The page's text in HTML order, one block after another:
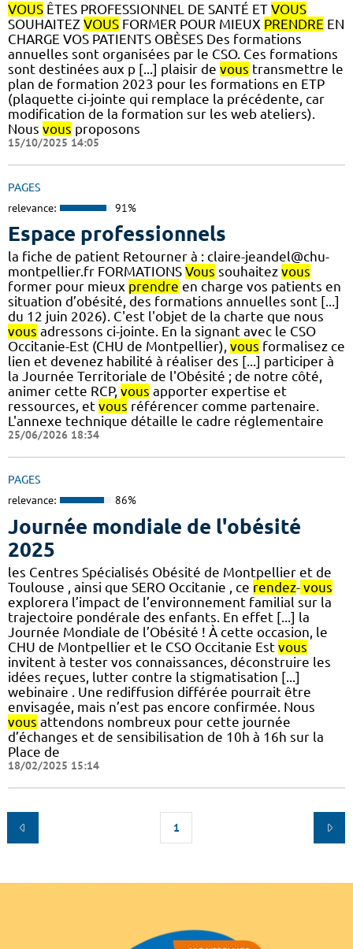
VOUS ÊTES PROFESSIONNEL DE SANTÉ ET VOUS
SOUHAITEZ VOUS FORMER POUR MIEUX PRENDRE EN
CHARGE VOS PATIENTS OBÈSES Des formations
annuelles sont organisées par le CSO. Ces formations
sont destinées aux p [...] plaisir de vous transmettre le
plan de formation 2023 pour les formations en ETP
(plaquette ci-jointe qui remplace la précédente, car
modification de la formation sur les web ateliers).
Nous vous proposons
15/10/2025 14:05
PAGES
relevance: 91%
Espace professionnels
la fiche de patient Retourner à : claire-jeandel@chu-
montpellier.fr FORMATIONS Vous souhaitez vous
former pour mieux prendre en charge vos patients en
situation d’obésité, des formations annuelles sont [...]
du 12 juin 2026). C'est l'objet de la charte que nous
vous adressons ci-jointe. En la signant avec le CSO
Occitanie-Est (CHU de Montpellier), vous formalisez ce
lien et devenez habilité à réaliser des [...] participer à
la Journée Territoriale de l'Obésité ; de notre côté,
animer cette RCP, vous apporter expertise et
ressources, et vous référencer comme partenaire.
L'annexe technique détaille le cadre réglementaire
25/06/2026 18:34
PAGES
relevance: 86%
Journée mondiale de l'obésité
2025
les Centres Spécialisés Obésité de Montpellier et de
Toulouse , ainsi que SERO Occitanie , ce rendez- vous
explorera l’impact de l’environnement familial sur la
trajectoire pondérale des enfants. En effet [...] la
Journée Mondiale de l’Obésité ! À cette occasion, le
CHU de Montpellier et le CSO Occitanie Est vous
invitent à tester vos connaissances, déconstruire les
idées reçues, lutter contre la stigmatisation [...]
webinaire . Une rediffusion différée pourrait être
envisagée, mais n’est pas encore confirmée. Nous
vous attendons nombreux pour cette journée
d’échanges et de sensibilisation de 10h à 16h sur la
Place de
18/02/2025 15:14
1